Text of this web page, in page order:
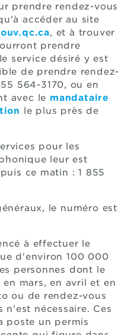
prendre rendez-vous
accéder au site
, et à trouver
prendre
service désiré y est
de prendre rendez-
564-3170, ou en
avec le mandataire
le plus près de
pour les
leur est
ce matin : 1 855
le numéro est
à effectuer le
d'environ 100 000
personnes dont le
mars, en avril et en
ou de rendez-vous
n'est nécessaire. Ces
poste un permis